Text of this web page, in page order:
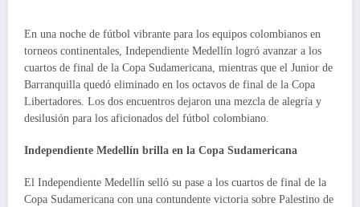
En una noche de fútbol vibrante para los equipos colombianos en
torneos continentales, Independiente Medellín logró avanzar a los
cuartos de final de la Copa Sudamericana, mientras que el Junior de
Barranquilla quedó eliminado en los octavos de final de la Copa
Libertadores. Los dos encuentros dejaron una mezcla de alegría y
desilusión para los aficionados del fútbol colombiano.
Independiente Medellín brilla en la Copa Sudamericana
El Independiente Medellín selló su pase a los cuartos de final de la
Copa Sudamericana con una contundente victoria sobre Palestino de